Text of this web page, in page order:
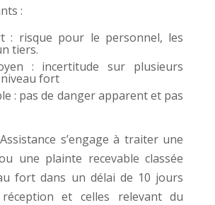
:
: risque pour le personnel, les
tiers.
: incertitude sur plusieurs
fort
: pas de danger apparent et pas
Assistance s’engage à traiter une
une plainte recevable classée
fort dans un délai de 10 jours
et celles relevant du